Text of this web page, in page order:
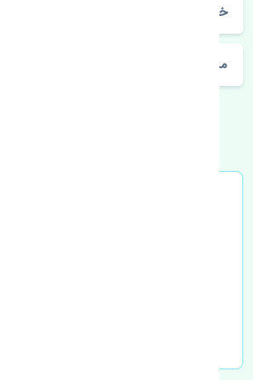
خرید شلگیر عقب چپ بی وای دی F3 اصلی
مشخصات فنی اتومبیل